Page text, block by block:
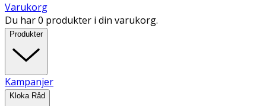
Varukorg
Du har 0 produkter i din varukorg.
Produkter
Kampanjer
Kloka Råd